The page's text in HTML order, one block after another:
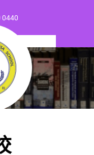
0440